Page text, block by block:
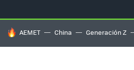
HOY SE HABLA DE
AEMET China Generación Z